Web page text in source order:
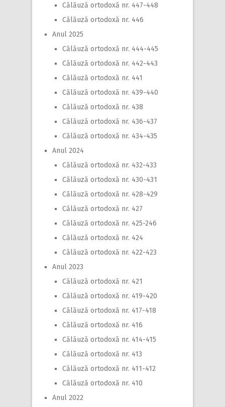
Călăuză ortodoxă nr. 447-448
Călăuză ortodoxă nr. 446
Anul 2025
Călăuză ortodoxă nr. 444-445
Călăuză ortodoxă nr. 442-443
Călăuză ortodoxă nr. 441
Călăuză ortodoxă nr. 439-440
Călăuză ortodoxă nr. 438
Călăuză ortodoxă nr. 436-437
Călăuză ortodoxă nr. 434-435
Anul 2024
Călăuză ortodoxă nr. 432-433
Călăuză ortodoxă nr. 430-431
Călăuză ortodoxă nr. 428-429
Călăuză ortodoxă nr. 427
Călăuză ortodoxă nr. 425-246
Călăuză ortodoxă nr. 424
Călăuză ortodoxă nr. 422-423
Anul 2023
Călăuză ortodoxă nr. 421
Călăuză ortodoxă nr. 419-420
Călăuză ortodoxă nr. 417-418
Călăuză ortodoxă nr. 416
Călăuză ortodoxă nr. 414-415
Călăuză ortodoxă nr. 413
Călăuză ortodoxă nr. 411-412
Călăuză ortodoxă nr. 410
Anul 2022